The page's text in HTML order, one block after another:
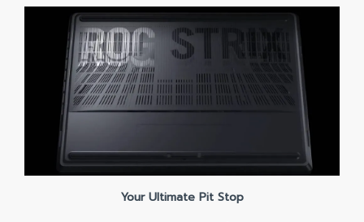
Your Ultimate Pit Stop